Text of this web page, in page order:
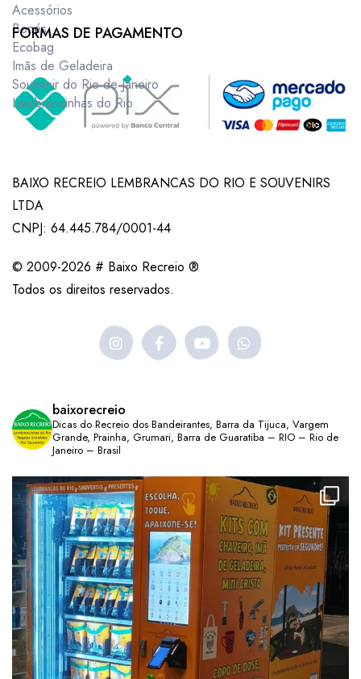
Acessórios
Bonés
Ecobag
Imãs de Geladeira
Souvenir do Rio de Janeiro
Lembrancinhas do Rio
FORMAS DE PAGAMENTO
BAIXO RECREIO LEMBRANCAS DO RIO E SOUVENIRS
LTDA
CNPJ: 64.445.784/0001-44
© 2009-2026 # Baixo Recreio ®
Todos os direitos reservados.
baixorecreio
Dicas do Recreio dos Bandeirantes, Barra da Tijuca, Vargem
Grande, Prainha, Grumari, Barra de Guaratiba – RIO – Rio de
Janeiro – Brasil